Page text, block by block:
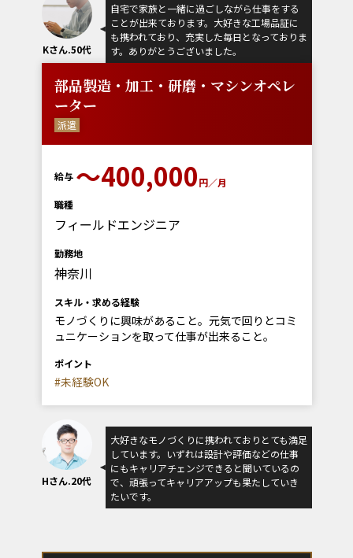
Kさん.50代
自宅で家族と一緒に過ごしながら仕事をする
ことが出来ております。大好きな工場品証に
も携われており、充実した毎日となっておりま
す。ありがとうございました。
部品製造・加工・研磨・マシンオペレ
ーター
派遣
給与 〜400,000円／月
職種
フィールドエンジニア
勤務地
神奈川
スキル・求める経験
モノづくりに興味があること。元気で回りとコミ
ュニケーションを取って仕事が出来ること。
ポイント
#未経験OK
Hさん.20代
大好きなモノづくりに携われておりとても満足
しています。いずれは設計や評価などの仕事
にもキャリアチェンジできると聞いているの
で、頑張ってキャリアアップも果たしていき
たいです。